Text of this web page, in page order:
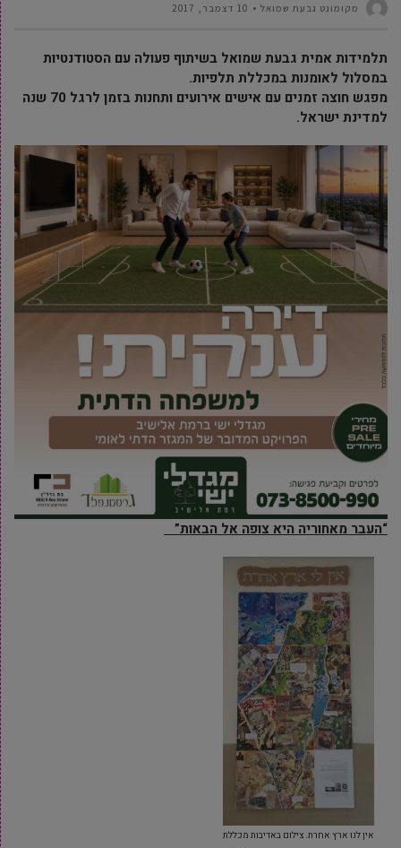
מקומונט גבעת שמואל 10 דצמבר, 2017
תלמידות אמית גבעת שמואל בשיתוף פעולה עם הסטודנטיות
במסלול לאומנות במכללת תלפיות.
מפגש חוצה זמנים עם אישים אירועים ותחנות בזמן לרגל 70 שנה
למדינת ישראל.
“העבר מאחוריה היא צופה אל הבאות”
אין לנו ארץ אחרת. צילום באדיבות מכללת